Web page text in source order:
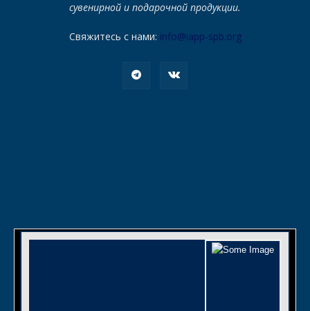
сувенирной и подарочной продукции.
Свяжитесь с нами: info@iapp-spb.org